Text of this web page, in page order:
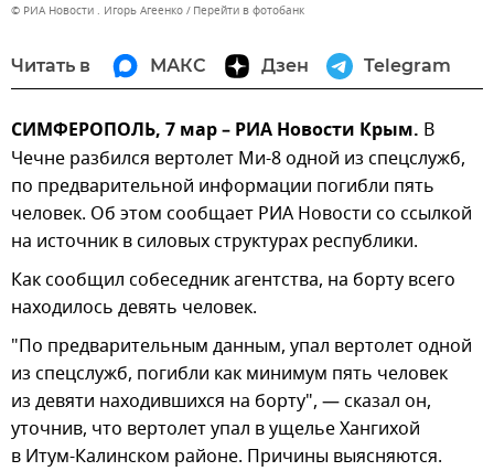
© РИА Новости . Игорь Агеенко Перейти в фотобанк
Читать в МАКС Дзен Telegram
СИМФЕРОПОЛЬ, 7 мар – РИА Новости Крым. В
Чечне разбился вертолет Ми-8 одной из спецслужб,
по предварительной информации погибли пять
человек. Об этом сообщает РИА Новости со ссылкой
на источник в силовых структурах республики.
Как сообщил собеседник агентства, на борту всего
находилось девять человек.
"По предварительным данным, упал вертолет одной
из спецслужб, погибли как минимум пять человек
из девяти находившихся на борту", — сказал он,
уточнив, что вертолет упал в ущелье Хангихой
в Итум-Калинском районе. Причины выясняются.